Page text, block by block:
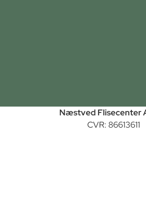
Næstved Flisecenter
CVR: 86613611